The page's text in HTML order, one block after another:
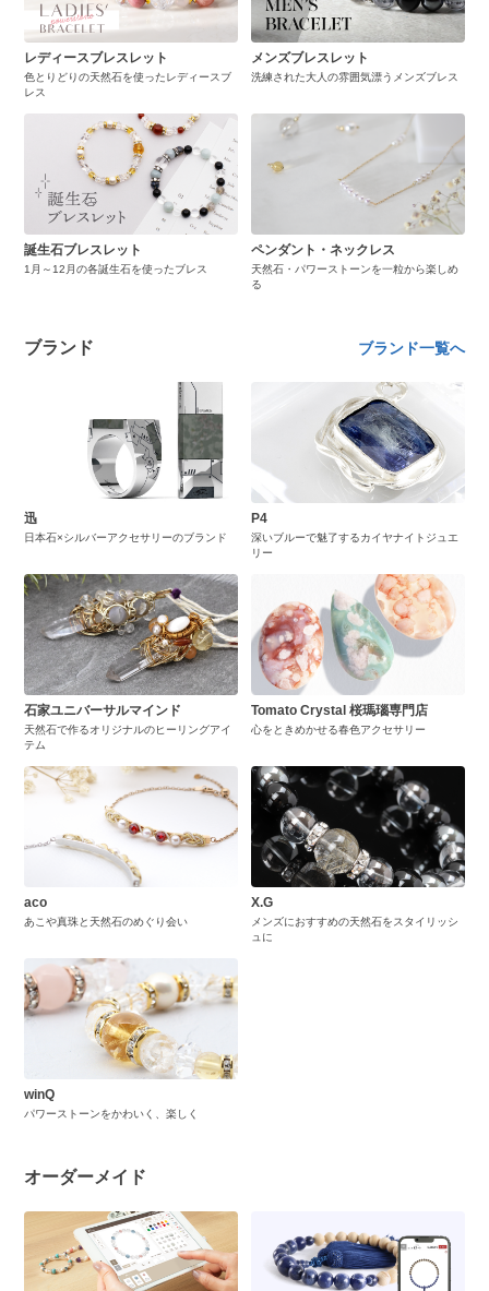
レディースブレスレット
色とりどりの天然石を使ったレディースブ
レス
メンズブレスレット
洗練された大人の雰囲気漂うメンズブレス
誕生石ブレスレット
1月～12月の各誕生石を使ったブレス
ペンダント・ネックレス
天然石・パワーストーンを一粒から楽しめ
る
ブランド ブランド一覧へ
迅
日本石×シルバーアクセサリーのブランド
P4
深いブルーで魅了するカイヤナイトジュエ
リー
石家ユニバーサルマインド
天然石で作るオリジナルのヒーリングアイ
テム
Tomato Crystal 桜瑪瑙専門店
心をときめかせる春色アクセサリー
aco
あこや真珠と天然石のめぐり会い
X.G
メンズにおすすめの天然石をスタイリッシ
ュに
winQ
パワーストーンをかわいく、楽しく
オーダーメイド